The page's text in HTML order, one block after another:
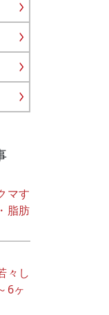
マす
脂肪
々し
6ヶ